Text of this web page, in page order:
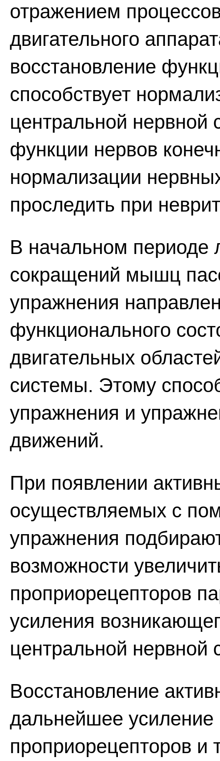
отражением
двигательного
восстановление
способствует
центральной нервной
функции нервов
нормализации
проследить при
В начальном периоде
сокращений мышц
упражнения
функционального
двигательных
системы. Этому
упражнения и
движений.
При появлении
осуществляемых с
упражнения
возможности
проприорецепторов
усиления
центральной нервной
Восстановление
дальнейшее усиление
проприорецепторов и